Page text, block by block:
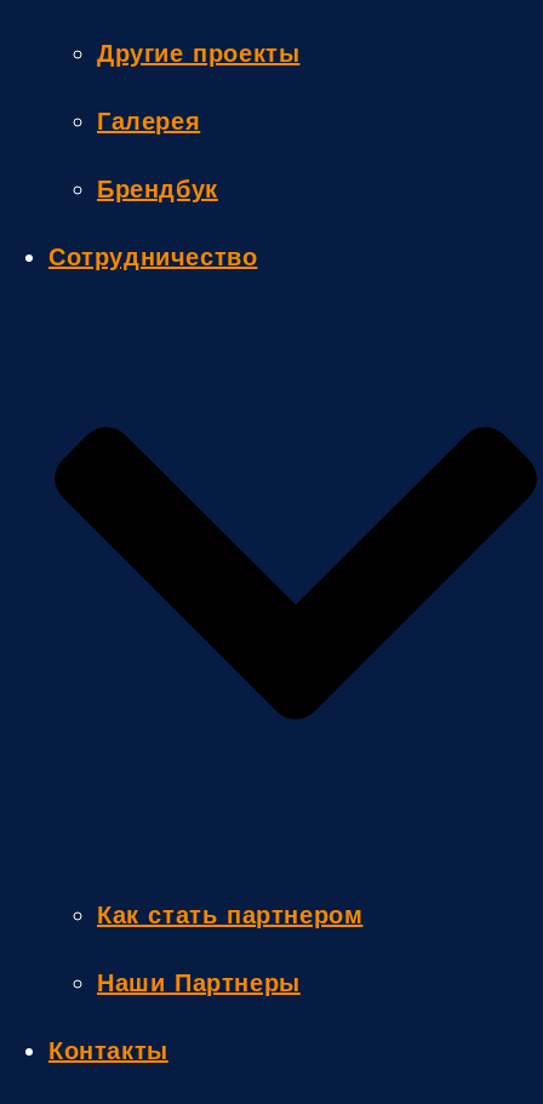
Другие проекты
Галерея
Брендбук
Сотрудничество
Как стать партнером
Наши Партнеры
Контакты